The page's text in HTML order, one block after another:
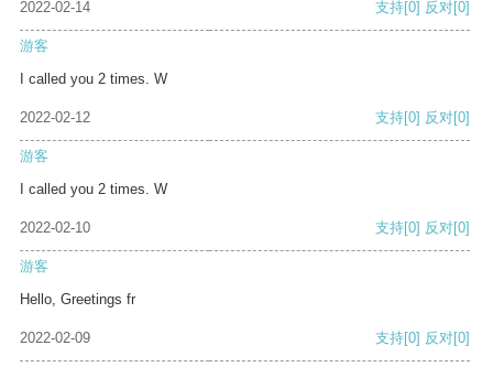
2022-02-14 支持[0] 反对[0]
游客
I called you 2 times. W
2022-02-12 支持[0] 反对[0]
游客
I called you 2 times. W
2022-02-10 支持[0] 反对[0]
游客
Hello, Greetings fr
2022-02-09 支持[0] 反对[0]